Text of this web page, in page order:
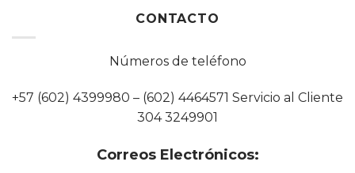
CONTACTO
Números de teléfono
+57 (602) 4399980 – (602) 4464571 Servicio al Cliente
304 3249901
Correos Electrónicos: